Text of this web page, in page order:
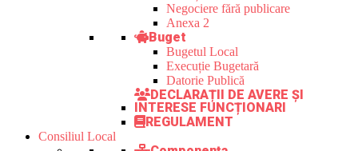
Negociere fără publicare
Anexa 2
Buget
Bugetul Local
Execuție Bugetară
Datorie Publică
DECLARAȚII DE AVERE ȘI
INTERESE FUNCȚIONARI
REGULAMENT
Consiliul Local